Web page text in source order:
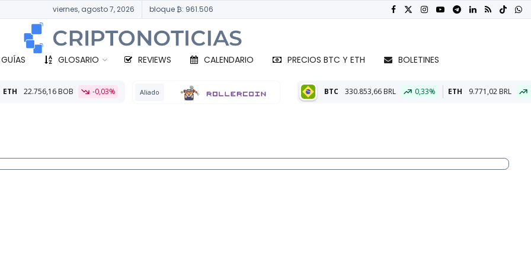
viernes, agosto 7, 2026 bloque ₿: 961.506
GLOSARIO REVIEWS CALENDARIO PRECIOS BTC Y ETH
BOLETINES
-0,03% Aliado BTC 330.853,66 BRL 0,33% ETH 9.771,02 BRL 0,42% BTC